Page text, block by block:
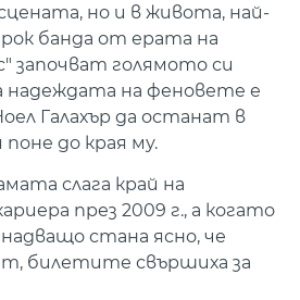
но и в живота, най-
банда от ерата на
започват голямото си
надеждата на феновете е
Галахър да останат в
до края му.
слага край на
през 2009 г., а когато
стана ясно, че
билетите свършиха за